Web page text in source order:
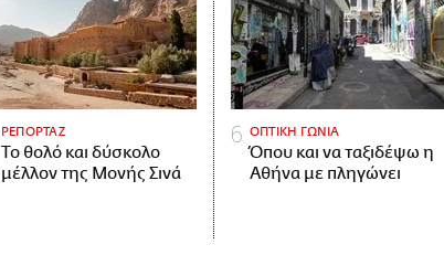
ΡΕΠΟΡΤΑΖ
Το θολό και δύσκολο
μέλλον της Μονής Σινά
ΟΠΤΙΚΗ ΓΩΝΙΑ
Όπου και να ταξιδέψω η
Αθήνα με πληγώνει